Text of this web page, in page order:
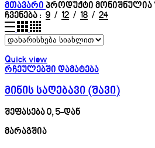
მთავარი პროდუქტი მონიშნულია
ჩვენება
9 12 18 24
Quick view
რჩეულებში დამატება
მინის საღებავი (შავი)
შეფასება0, 5-დან
მარაგშია